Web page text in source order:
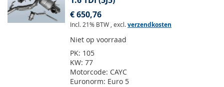
€ 650,76
Incl. 21% BTW , excl.verzendkosten
Niet op voorraad
PK: 105
KW: 77
Motorcode: CAYC
Euronorm: Euro 5